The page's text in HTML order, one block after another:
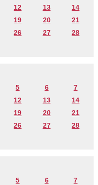
12 13
14
19 20
21
26 27
28
5 6
7
12 13
14
19 20
21
26 27
28
5 6
7